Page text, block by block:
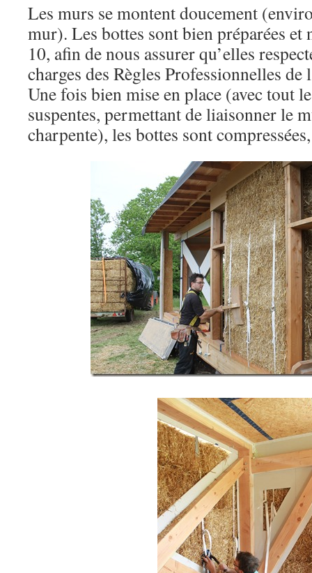
Les murs se montent doucement
mur). Les bottes sont bien préparées et
10, afin de nous assurer qu’elles
charges des Règles Professionnelles
Une fois bien mise en place (avec tout
suspentes, permettant de liaisonner le
charpente), les bottes sont